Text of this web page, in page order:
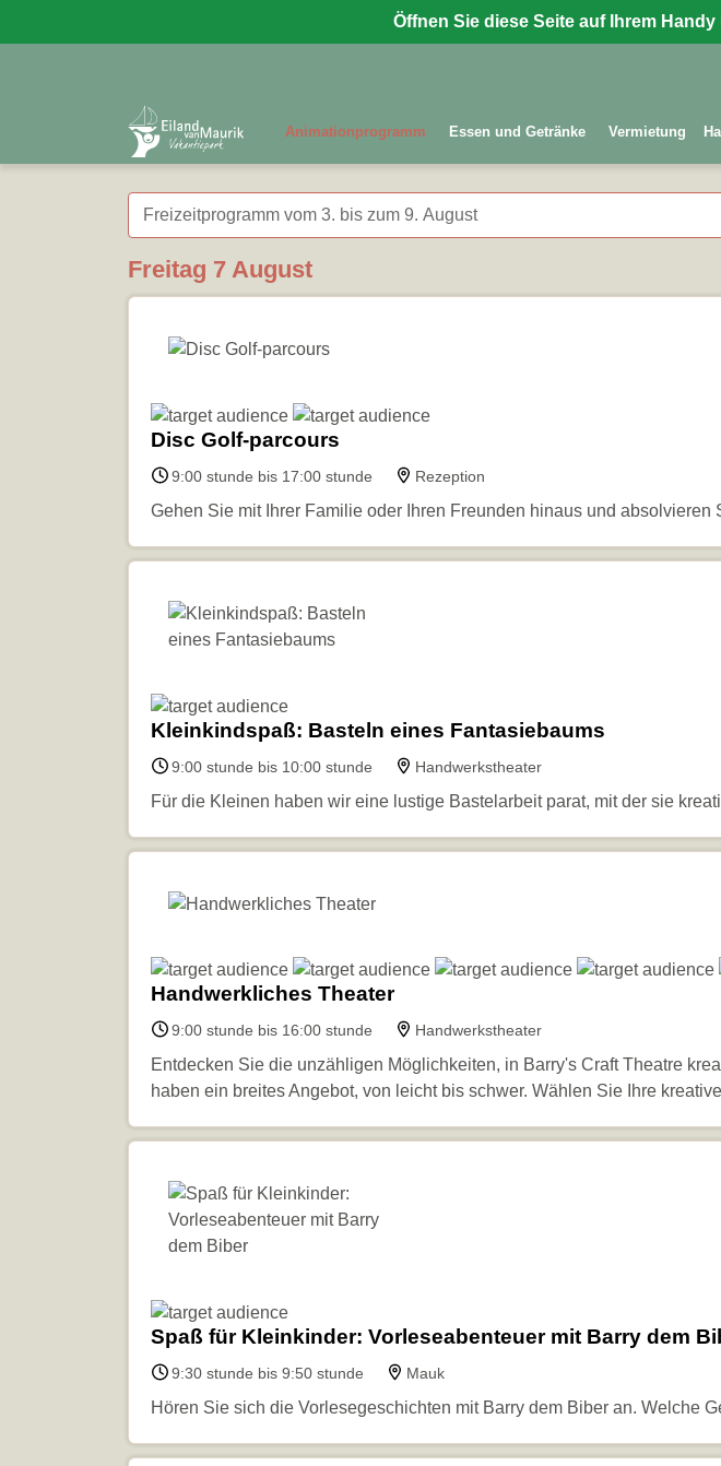
Öffnen Sie diese Seite auf Ihrem
Animationprogramm Essen und Getränke Vermietung
Freizeitprogramm vom 3. bis zum 9. August
Freitag 7 August
Disc Golf-parcours
9:00 stunde bis 17:00 stunde Rezeption
Gehen Sie mit Ihrer Familie oder Ihren Freunden hinaus und
Kleinkindspaß: Basteln eines Fantasiebaums
9:00 stunde bis 10:00 stunde Handwerkstheater
Für die Kleinen haben wir eine lustige Bastelarbeit parat, mit der sie
Handwerkliches Theater
9:00 stunde bis 16:00 stunde Handwerkstheater
Entdecken Sie die unzähligen Möglichkeiten, in Barry's Craft Theatre
haben ein breites Angebot, von leicht bis schwer. Wählen Sie Ihre
Spaß für Kleinkinder: Vorleseabenteuer mit Barry dem
9:30 stunde bis 9:50 stunde Mauk
Hören Sie sich die Vorlesegeschichten mit Barry dem Biber an. Welche